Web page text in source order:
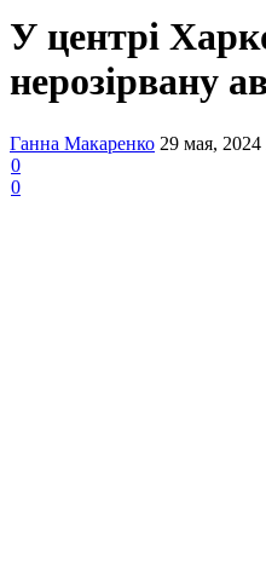
У центрі
нерозірвану
Ганна Макаренко 29 мая, 2024
0
0